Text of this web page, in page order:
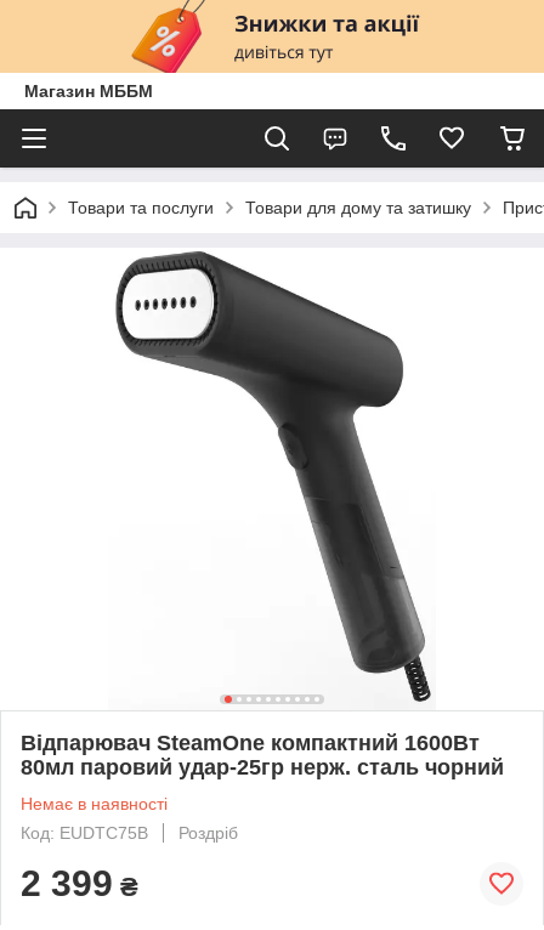
Магазин МББМ
Товари та послуги Товари для дому та затишку
Відпарювач SteamOne компактний 1600Вт
80мл паровий удар-25гр нерж. сталь чорний
Немає в наявності
Код: EUDTC75B
Роздріб
2 399 ₴